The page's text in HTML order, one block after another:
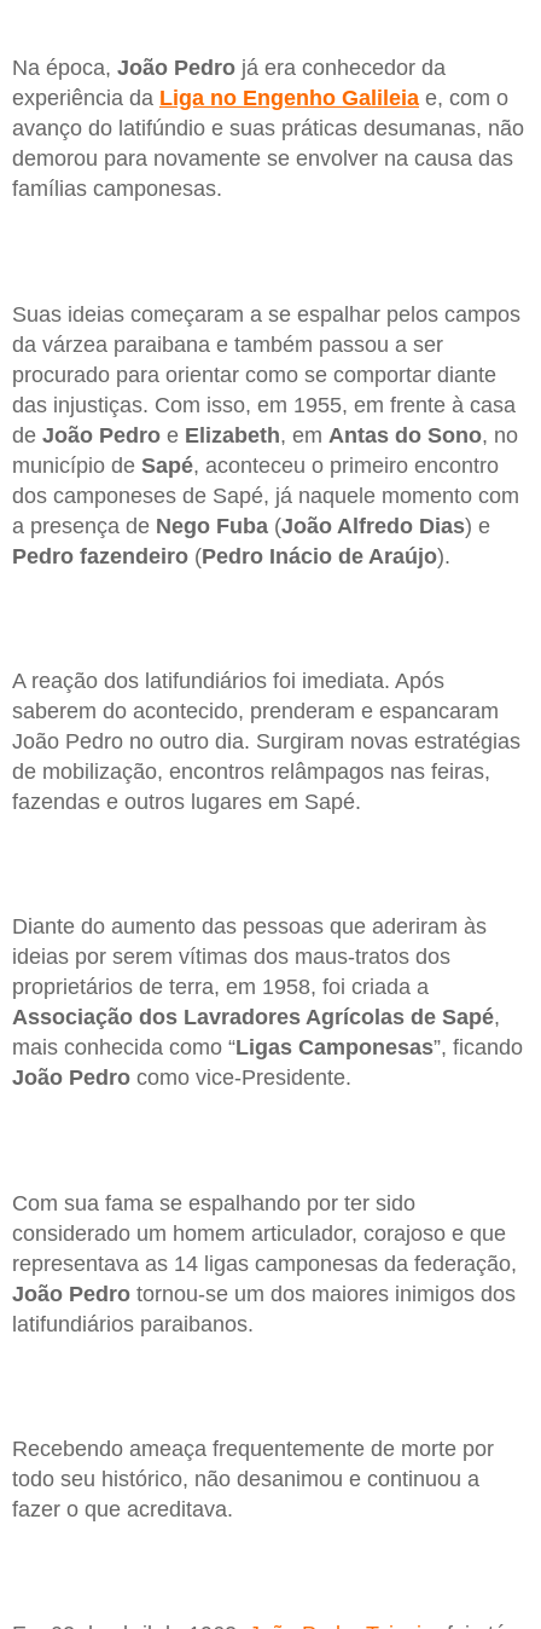
Na época, João Pedro já era conhecedor da
experiência da Liga no Engenho Galileia e, com o
avanço do latifúndio e suas práticas desumanas, não
demorou para novamente se envolver na causa das
famílias camponesas.
Suas ideias começaram a se espalhar pelos campos
da várzea paraibana e também passou a ser
procurado para orientar como se comportar diante
das injustiças. Com isso, em 1955, em frente à casa
de João Pedro e Elizabeth, em Antas do Sono, no
município de Sapé, aconteceu o primeiro encontro
dos camponeses de Sapé, já naquele momento com
a presença de Nego Fuba (João Alfredo Dias) e
Pedro fazendeiro (Pedro Inácio de Araújo).
A reação dos latifundiários foi imediata. Após
saberem do acontecido, prenderam e espancaram
João Pedro no outro dia. Surgiram novas estratégias
de mobilização, encontros relâmpagos nas feiras,
fazendas e outros lugares em Sapé.
Diante do aumento das pessoas que aderiram às
ideias por serem vítimas dos maus-tratos dos
proprietários de terra, em 1958, foi criada a
Associação dos Lavradores Agrícolas de Sapé,
mais conhecida como “Ligas Camponesas”, ficando
João Pedro como vice-Presidente.
Com sua fama se espalhando por ter sido
considerado um homem articulador, corajoso e que
representava as 14 ligas camponesas da federação,
João Pedro tornou-se um dos maiores inimigos dos
latifundiários paraibanos.
Recebendo ameaça frequentemente de morte por
todo seu histórico, não desanimou e continuou a
fazer o que acreditava.